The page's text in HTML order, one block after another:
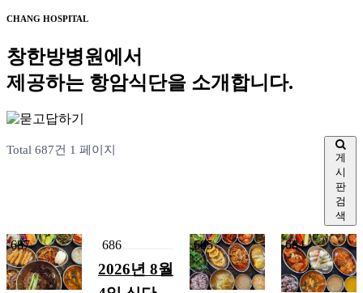
CHANG HOSPITAL
창한방병원에서
제공하는 항암식단을 소개합니다.
Total 687건 1 페이지
게
시
판
검
색
687 686
2026년 8월
685 684